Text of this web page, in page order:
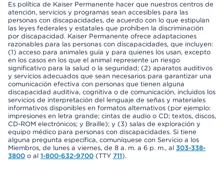
Es política de Kaiser Permanente hacer que nuestros centros de
atención, servicios y programas sean accesibles para las
personas con discapacidades, de acuerdo con lo que estipulan
las leyes federales y estatales que prohíben la discriminación
por discapacidad. Kaiser Permanente ofrece adaptaciones
razonables para las personas con discapacidades, que incluyen:
(1) acceso para animales guía y para quienes los usan, excepto
en los casos en los que el animal represente un riesgo
significativo para la salud o la seguridad; (2) aparatos auditivos
y servicios adecuados que sean necesarios para garantizar una
comunicación efectiva con personas que tienen alguna
discapacidad auditiva, cognitiva o de comunicación, incluidos los
servicios de interpretación del lenguaje de señas y materiales
informativos disponibles en formatos alternativos (por ejemplo:
impresiones en letra grande; cintas de audio o CD; textos, discos,
CD-ROM electrónicos; y Braille); y (3) salas de exploración y
equipo médico para personas con discapacidades. Si tiene
alguna pregunta específica, comuníquese con Servicio a los
Miembros, de lunes a viernes, de 8 a. m. a 6 p. m., al 303-338-
3800 o al 1-800-632-9700 (TTY 711).